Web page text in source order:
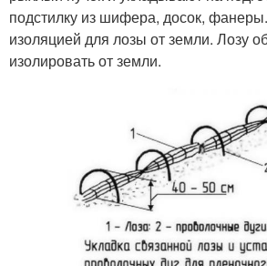
подстилку из шифера, досок,
изоляцией для лозы от земли. Лозу
изолировать от земли.